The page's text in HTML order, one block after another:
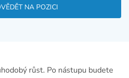
NA POZICI
růst. Po nástupu budete